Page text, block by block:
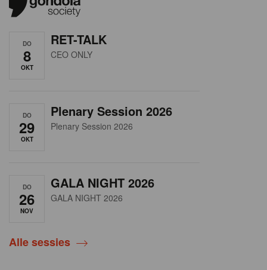
DO
8
OKT
RET-TALK
CEO ONLY
DO
29
OKT
Plenary Session 2026
Plenary Session 2026
DO
26
NOV
GALA NIGHT 2026
GALA NIGHT 2026
Alle sessies